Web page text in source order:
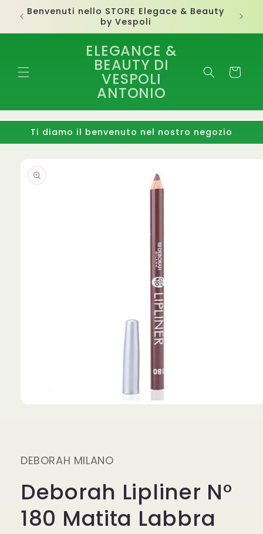
direttamente
ai contenuti
Benvenuti nello STORE Elegace & Beauty
by Vespoli
ELEGANCE &
BEAUTY DI
VESPOLI
ANTONIO
Carrello
Ti diamo il benvenuto nel nostro negozio
prodotto
modale
DEBORAH MILANO
Deborah Lipliner N°
180 Matita Labbra